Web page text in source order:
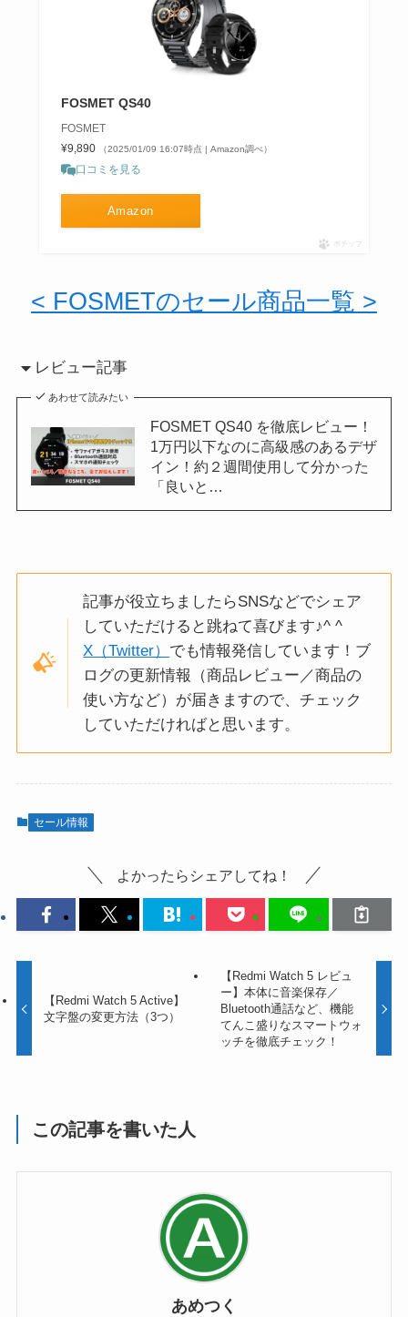
FOSMET QS40
FOSMET
¥9,890
（2025/01/09 16:07時点 | Amazon調べ）
口コミを見る
Amazon
ポチップ
< FOSMETのセール商品一覧 >
レビュー記事
あわせて読みたい
FOSMET QS40 を徹底レビュー！
1万円以下なのに高級感のあるデザ
イン！約２週間使用して分かった
「良いと…
記事が役立ちましたらSNSなどでシェア
していただけると跳ねて喜びます♪^ ^
X（Twitter） でも情報発信しています！ブ
ログの更新情報（商品レビュー／商品の
使い方など）が届きますので、チェック
していただければと思います。
セール情報
よかったらシェアしてね！
【Redmi Watch 5 Active】
文字盤の変更方法（3つ）
【Redmi Watch 5 レビュ
ー】本体に音楽保存／
Bluetooth通話など、機能
てんこ盛りなスマートウォ
ッチを徹底チェック！
この記事を書いた人
あめつく